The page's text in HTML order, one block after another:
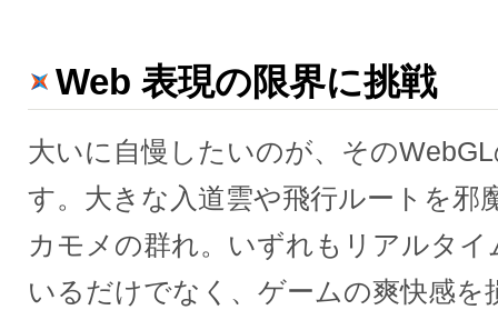
Web 表現の限界に挑戦
大いに自慢したいのが、その
す。大きな入道雲や飛行ルートを邪
カモメの群れ。いずれもリアルタ
いるだけでなく、ゲームの爽快感を